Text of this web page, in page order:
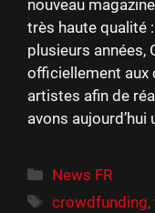
nouveau
très haute qualité
plusieurs années,
officiellement aux
artistes afin de
avons
Catégories
News FR
Étiquettes
crowdfunding,